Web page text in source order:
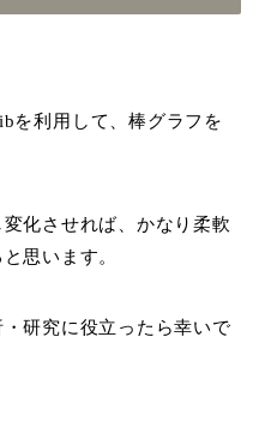
を利用して、棒グラフを
化させれば、かなり柔軟
思います。
研究に役立ったら幸いで